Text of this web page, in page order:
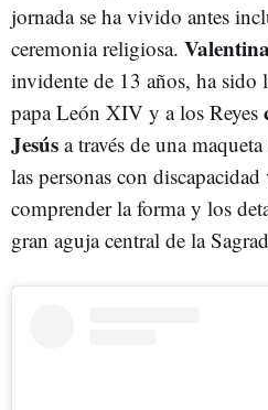
jornada se ha vivido antes
ceremonia religiosa.
invidente de 13 años, ha sido
papa León XIV y a los Reyes
Jesús a través de una
las personas con
comprender la forma y los
gran aguja central de la